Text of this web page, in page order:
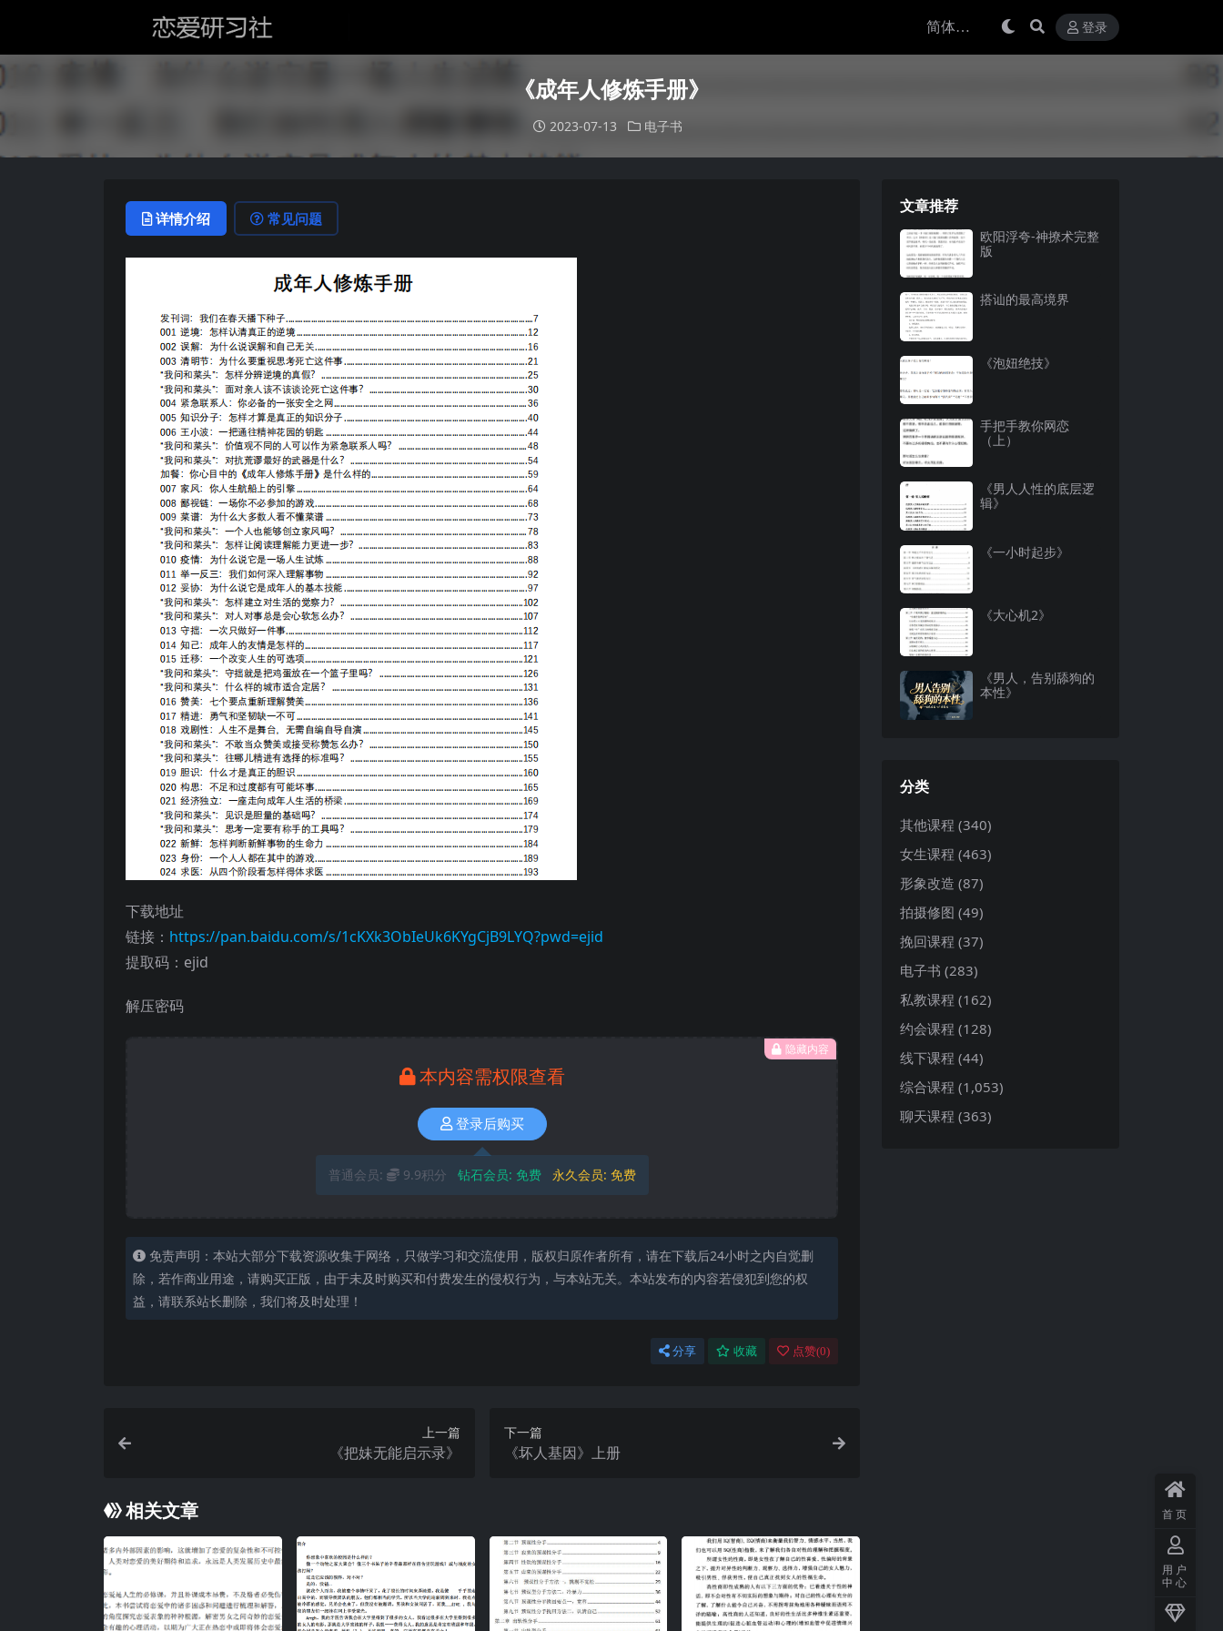
登录
《成年人修炼手册》
2023-07-13 电子书
详情介绍 常见问题
下载地址
链接： https://pan.baidu.com/s/1cKXk3ObIeUk6KYgCjB9LYQ?pwd=ejid
提取码：ejid
解压密码
隐藏内容
本内容需权限查看
登录后购买
普通会员: 9.9积分 钻石会员: 免费 永久会员: 免费
免责声明：本站大部分下载资源收集于网络，只做学习和交流使用，版权归原作者所有，请在下载后24小时之内自觉删
除，若作商业用途，请购买正版，由于未及时购买和付费发生的侵权行为，与本站无关。本站发布的内容若侵犯到您的权
益，请联系站长删除，我们将及时处理！
分享 收藏 点赞(0)
上一篇
《把妹无能启示录》
下一篇
《坏人基因》上册
相关文章
文章推荐
欧阳浮夸-神撩术完整
版
搭讪的最高境界
《泡妞绝技》
手把手教你网恋
（上）
《男人人性的底层逻
辑》
《一小时起步》
《大心机2》
《男人，告别舔狗的
本性》
分类
其他课程 (340)
女生课程 (463)
形象改造 (87)
拍摄修图 (49)
挽回课程 (37)
电子书 (283)
私教课程 (162)
约会课程 (128)
线下课程 (44)
综合课程 (1,053)
聊天课程 (363)
首页
用户
中心